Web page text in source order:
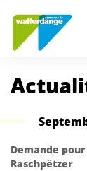
Demande
Raschpëtzer